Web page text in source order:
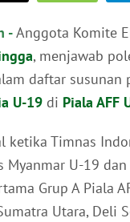
-Anggota Komite
, menjawab
daftar susunan
U-19 di Piala AFF
ketika Timnas
Myanmar U-19
Grup A Piala
Utara, Deli